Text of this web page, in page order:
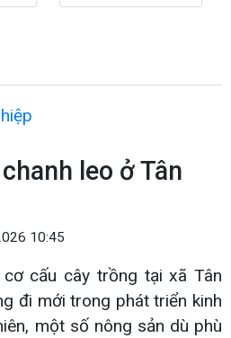
leo ở Tân
10:45
cấu cây trồng tại xã Tân
đi mới trong phát triển kinh
một số nông sản dù phù